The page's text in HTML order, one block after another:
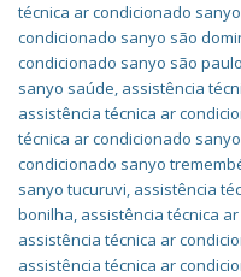
técnica ar condicionado
condicionado sanyo são
condicionado sanyo são paulo
sanyo saúde, assistência
assistência técnica ar
técnica ar condicionado
condicionado sanyo
sanyo tucuruvi, assistência
bonilha, assistência técnica
assistência técnica ar
assistência técnica ar